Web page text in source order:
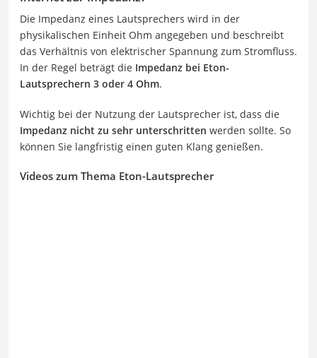
Die Impedanz eines Lautsprechers wird in der
physikalischen Einheit Ohm angegeben und beschreibt
das Verhältnis von elektrischer Spannung zum Stromfluss.
In der Regel beträgt die Impedanz bei Eton-
Lautsprechern 3 oder 4 Ohm.
Wichtig bei der Nutzung der Lautsprecher ist, dass die
Impedanz nicht zu sehr unterschritten werden sollte. So
können Sie langfristig einen guten Klang genießen.
Videos zum Thema Eton-Lautsprecher